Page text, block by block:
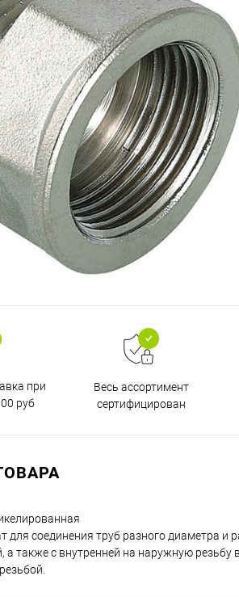
при
руб
Весь ассортимент
сертифицирован
для соединения труб разного диаметра
а также с внутренней на наружную